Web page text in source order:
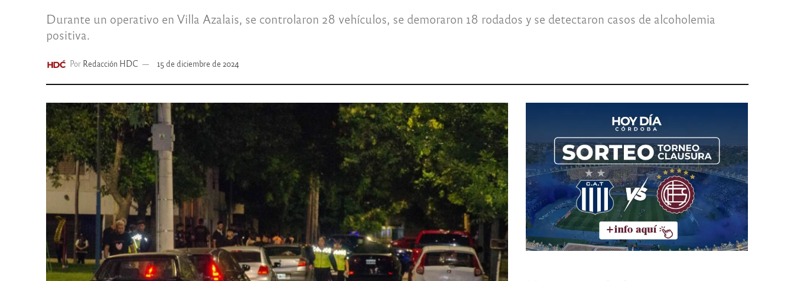
Durante un operativo en Villa Azalais, se controlaron 28 vehículos, se demoraron 18 rodados y se detectaron casos de alcoholemia
positiva.
Por Redacción HDC 15 de diciembre de 2024